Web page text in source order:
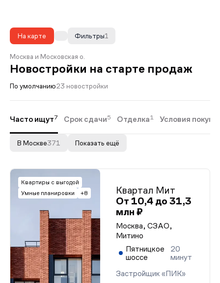
На карте 1
Фильтры
Москва и Московская о.
Новостройки на старте продаж
По умолчанию23 новостройки
Часто ищут7 Срок сдачи5 Отделка1 Условия
В Москве371 Показать ещё
Квартиры с выгодой
Умные планировки
+8
Квартал Мит
От 10,4 до 31,3
млн ₽
Москва, СЗАО,
Митино
Пятницкое
шоссе
20
минут
Застройщик «ПИК»